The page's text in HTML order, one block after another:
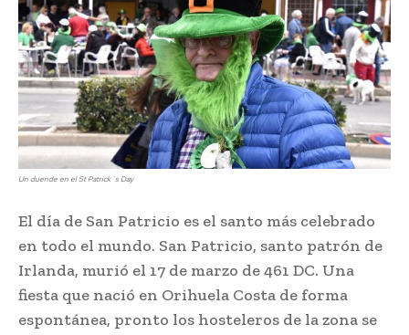
Un duende en el St Patrick´s Day
El día de San Patricio es el santo más celebrado
en todo el mundo. San Patricio, santo patrón de
Irlanda, murió el 17 de marzo de 461 DC. Una
fiesta que nació en Orihuela Costa de forma
espontánea, pronto los hosteleros de la zona se